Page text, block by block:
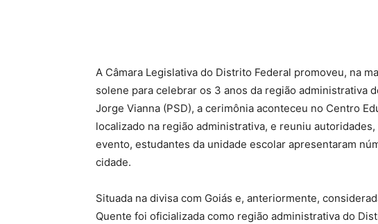
A Câmara Legislativa do Distrito Federal promoveu, na
solene para celebrar os 3 anos da região administrativa
Jorge Vianna (PSD), a cerimônia aconteceu no Centro
localizado na região administrativa, e reuniu
evento, estudantes da unidade escolar apresentaram
cidade.
Situada na divisa com Goiás e, anteriormente,
Quente foi oficializada como região administrativa do